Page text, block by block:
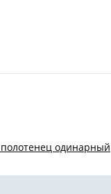
одинарный